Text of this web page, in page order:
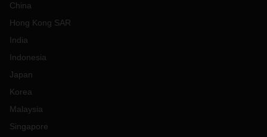
China
Hong Kong SAR
India
Indonesia
Japan
Korea
Malaysia
Singapore